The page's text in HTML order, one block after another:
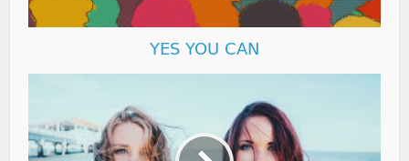
YES YOU CAN